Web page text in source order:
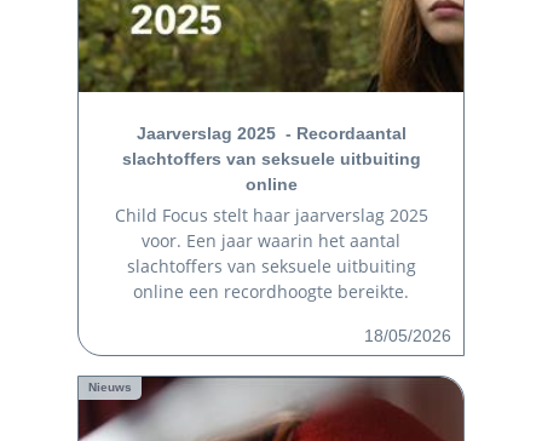
Jaarverslag 2025 - Recordaantal
slachtoffers van seksuele uitbuiting
online
Child Focus stelt haar jaarverslag 2025
voor. Een jaar waarin het aantal
slachtoffers van seksuele uitbuiting
online een recordhoogte bereikte.
18/05/2026
Nieuws